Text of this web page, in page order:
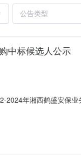
中标候选人公示
年湘西鹤盛安保
长城保安服务有限公